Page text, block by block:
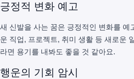
긍정적 변화 예고
새 신발을 사는 꿈은 긍정적인 변화를 예
운 직업, 프로젝트, 취미 생활 등 새로운
라면 용기를 내봐도 좋을 것 같아요.
행운의 기회 암시